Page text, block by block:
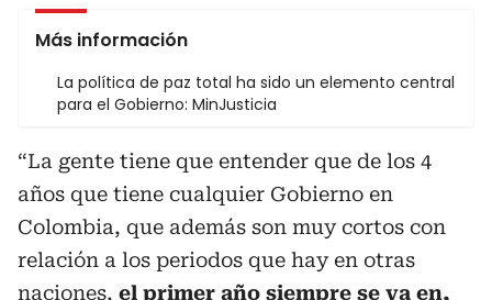
Más información
La política de paz total ha sido un elemento central
para el Gobierno: MinJusticia
“La gente tiene que entender que de los 4
años que tiene cualquier Gobierno en
Colombia, que además son muy cortos con
relación a los periodos que hay en otras
naciones, el primer año siempre se va en,